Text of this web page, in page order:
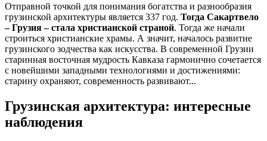
Отправной точкой для понимания богатства и разнообразия
грузинской архитектуры является 337 год. Тогда Сакартвело
– Грузия – стала христианской страной. Тогда же начали
строиться христианские храмы. А значит, началось развитие
грузинского зодчества как искусства. В современной Грузии
старинная восточная мудрость Кавказа гармонично сочетается
с новейшими западными технологиями и достижениями:
старину охраняют, современность развивают...
Грузинская архитектура: интересные
наблюдения